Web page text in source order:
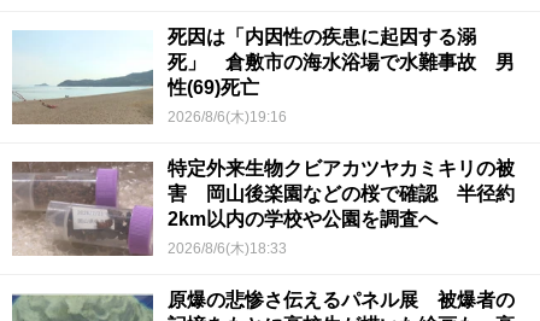
死因は「内因性の疾患に起因する溺
死」 倉敷市の海水浴場で水難事故 男
性(69)死亡
2026/8/6(木)19:16
特定外来生物クビアカツヤカミキリの被
害 岡山後楽園などの桜で確認 半径約
2km以内の学校や公園を調査へ
2026/8/6(木)18:33
原爆の悲惨さ伝えるパネル展 被爆者の